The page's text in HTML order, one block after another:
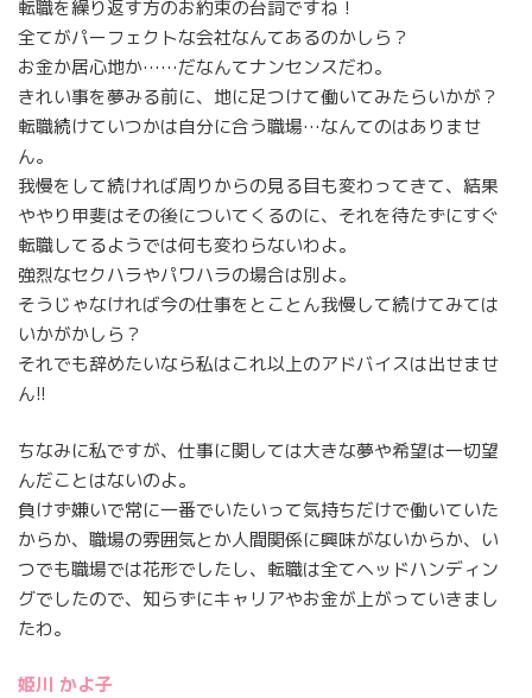
転職を繰り返す方のお約束の台詞ですね！
全てがパーフェクトな会社なんてあるのかしら？
お金か居心地か……だなんてナンセンスだわ。
きれい事を夢みる前に、地に足つけて働いてみたらいかが？
転職続けていつかは自分に合う職場…なんてのはありませ
ん。
我慢をして続ければ周りからの見る目も変わってきて、結果
ややり甲斐はその後についてくるのに、それを待たずにすぐ
転職してるようでは何も変わらないわよ。
強烈なセクハラやパワハラの場合は別よ。
そうじゃなければ今の仕事をとことん我慢して続けてみては
いかがかしら？
それでも辞めたいなら私はこれ以上のアドバイスは出せませ
ん!!
ちなみに私ですが、仕事に関しては大きな夢や希望は一切望
んだことはないのよ。
負けず嫌いで常に一番でいたいって気持ちだけで働いていた
からか、職場の雰囲気とか人間関係に興味がないからか、い
つでも職場では花形でしたし、転職は全てヘッドハンディン
グでしたので、知らずにキャリアやお金が上がっていきまし
たわ。
姫川 かよ子